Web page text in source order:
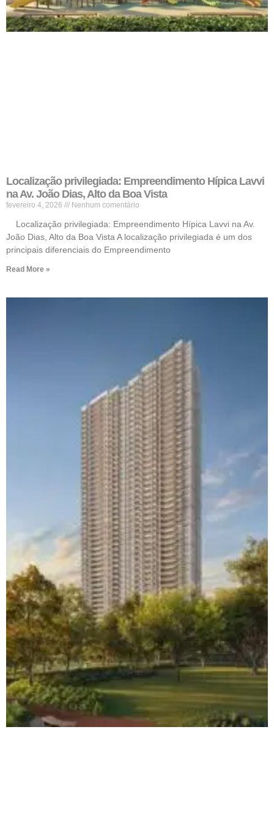
Localização privilegiada: Empreendimento Hípica Lavvi
na Av. João Dias, Alto da Boa Vista
fevereiro 4, 2026 Nenhum comentário
Localização privilegiada: Empreendimento Hípica Lavvi na Av.
João Dias, Alto da Boa Vista A localização privilegiada é um dos
principais diferenciais do Empreendimento
Read More »